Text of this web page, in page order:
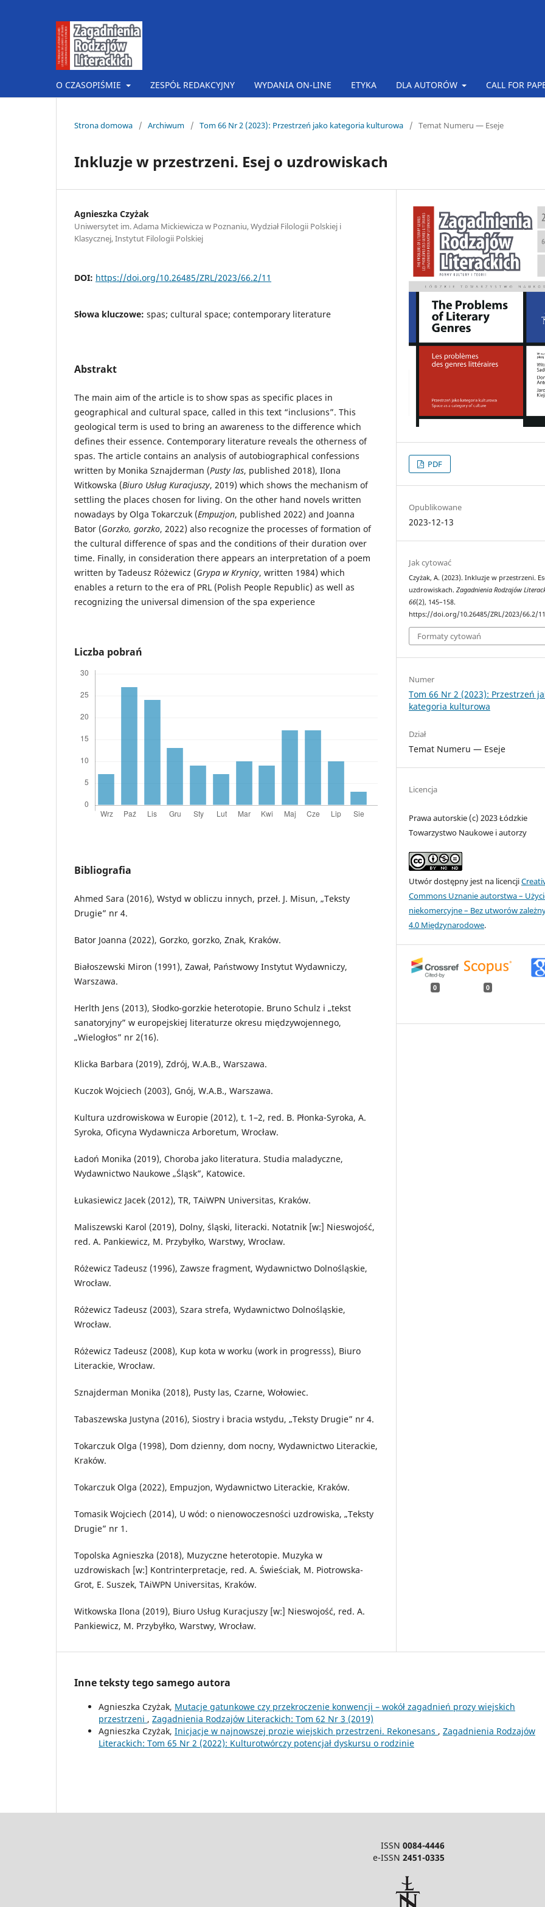
O CZASOPIŚMIE ZESPÓŁ REDAKCYJNY WYDANIA ON-LINE ETYKA DLA AUTORÓW CALL FOR
Strona domowa / Archiwum / Tom 66 Nr 2 (2023): Przestrzeń jako kategoria kulturowa / Temat Numeru — Eseje
Inkluzje w przestrzeni. Esej o uzdrowiskach
Agnieszka Czyżak
Uniwersytet im. Adama Mickiewicza w Poznaniu, Wydział Filologii Polskiej i
Klasycznej, Instytut Filologii Polskiej
DOI: https://doi.org/10.26485/ZRL/2023/66.2/11
Słowa kluczowe: spas; cultural space; contemporary literature
Abstrakt
The main aim of the article is to show spas as specific places in
geographical and cultural space, called in this text “inclusions”. This
geological term is used to bring an awareness to the difference which
defines their essence. Contemporary literature reveals the otherness of
spas. The article contains an analysis of autobiographical confessions
written by Monika Sznajderman (Pusty las, published 2018), Ilona
Witkowska (Biuro Usług Kuracjuszy, 2019) which shows the mechanism of
settling the places chosen for living. On the other hand novels written
nowadays by Olga Tokarczuk (Empuzjon, published 2022) and Joanna
Bator (Gorzko, gorzko, 2022) also recognize the processes of formation of
the cultural difference of spas and the conditions of their duration over
time. Finally, in consideration there appears an interpretation of a poem
written by Tadeusz Różewicz (Grypa w Krynicy, written 1984) which
enables a return to the era of PRL (Polish People Republic) as well as
recognizing the universal dimension of the spa experience
Liczba pobrań
Bibliografia
Ahmed Sara (2016), Wstyd w obliczu innych, przeł. J. Misun, „Teksty
Drugie” nr 4.
Bator Joanna (2022), Gorzko, gorzko, Znak, Kraków.
Białoszewski Miron (1991), Zawał, Państwowy Instytut Wydawniczy,
Warszawa.
Herlth Jens (2013), Słodko-gorzkie heterotopie. Bruno Schulz i „tekst
sanatoryjny” w europejskiej literaturze okresu międzywojennego,
„Wielogłos” nr 2(16).
Klicka Barbara (2019), Zdrój, W.A.B., Warszawa.
Kuczok Wojciech (2003), Gnój, W.A.B., Warszawa.
Kultura uzdrowiskowa w Europie (2012), t. 1–2, red. B. Płonka-Syroka, A.
Syroka, Oficyna Wydawnicza Arboretum, Wrocław.
Ładoń Monika (2019), Choroba jako literatura. Studia maladyczne,
Wydawnictwo Naukowe „Śląsk”, Katowice.
Łukasiewicz Jacek (2012), TR, TAiWPN Universitas, Kraków.
Maliszewski Karol (2019), Dolny, śląski, literacki. Notatnik [w:] Nieswojość,
red. A. Pankiewicz, M. Przybyłko, Warstwy, Wrocław.
Różewicz Tadeusz (1996), Zawsze fragment, Wydawnictwo Dolnośląskie,
Wrocław.
Różewicz Tadeusz (2003), Szara strefa, Wydawnictwo Dolnośląskie,
Wrocław.
Różewicz Tadeusz (2008), Kup kota w worku (work in progresss), Biuro
Literackie, Wrocław.
Sznajderman Monika (2018), Pusty las, Czarne, Wołowiec.
Tabaszewska Justyna (2016), Siostry i bracia wstydu, „Teksty Drugie” nr 4.
Tokarczuk Olga (1998), Dom dzienny, dom nocny, Wydawnictwo Literackie,
Kraków.
Tokarczuk Olga (2022), Empuzjon, Wydawnictwo Literackie, Kraków.
Tomasik Wojciech (2014), U wód: o nienowoczesności uzdrowiska, „Teksty
Drugie” nr 1.
Topolska Agnieszka (2018), Muzyczne heterotopie. Muzyka w
uzdrowiskach [w:] Kontrinterpretacje, red. A. Świeściak, M. Piotrowska-
Grot, E. Suszek, TAiWPN Universitas, Kraków.
Witkowska Ilona (2019), Biuro Usług Kuracjuszy [w:] Nieswojość, red. A.
Pankiewicz, M. Przybyłko, Warstwy, Wrocław.
PDF
Opublikowane
2023-12-13
Jak cytować
Czyżak, A. (2023). Inkluzje w przestrzeni.
uzdrowiskach.Zagadnienia Rodzajów
66(2), 145–158.
https://doi.org/10.26485/ZRL/2023/66.2/11
Formaty cytowań
Numer
Tom 66 Nr 2 (2023): Przestrzeń
kategoria kulturowa
Dział
Temat Numeru — Eseje
Licencja
Prawa autorskie (c) 2023 Łódzkie
Towarzystwo Naukowe i autorzy
Utwór dostępny jest na licencji
Commons Uznanie autorstwa –
niekomercyjne – Bez utworów
4.0 Międzynarodowe.
0 0
Inne teksty tego samego autora
Agnieszka Czyżak, Mutacje gatunkowe czy przekroczenie konwencji – wokół zagadnień prozy wiejskich
przestrzeni , Zagadnienia Rodzajów Literackich: Tom 62 Nr 3 (2019)
Agnieszka Czyżak, Inicjacje w najnowszej prozie wiejskich przestrzeni. Rekonesans , Zagadnienia Rodzajów
Literackich: Tom 65 Nr 2 (2022): Kulturotwórczy potencjał dyskursu o rodzinie
ISSN 0084-4446
e-ISSN 2451-0335